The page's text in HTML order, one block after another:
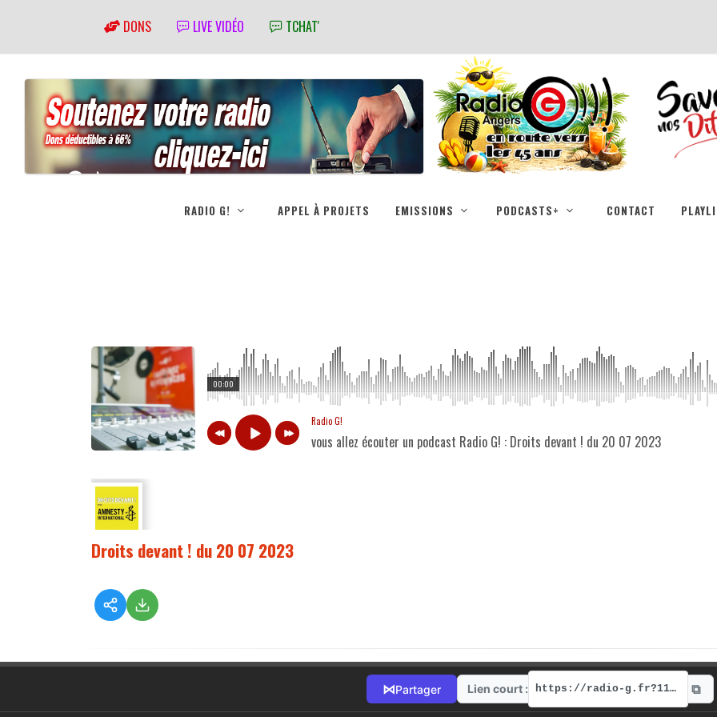
DONS LIVE VIDÉO TCHAT'
RADIO G! APPEL À PROJETS EMISSIONS PODCASTS+ CONTACT
00:00
Radio G!
vous allez écouter un podcast Radio G! : Droits devant ! du 20 07 2023
Droits devant ! du 20 07 2023
⋈Partager Lien court : https://radio-g.fr?11972 ⧉